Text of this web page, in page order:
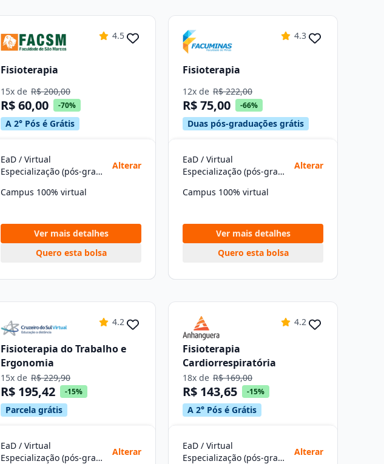
4.5
Fisioterapia
15x de R$ 200,00
R$ 60,00 -70%
A 2° Pós é Grátis
EaD / Virtual
Especialização (pós-graduação)
Alterar
Campus 100% virtual
Ver mais detalhes
Quero esta bolsa
4.3
Fisioterapia
12x de R$ 222,00
R$ 75,00 -66%
Duas pós-graduações grátis
EaD / Virtual
Especialização (pós-graduação)
Alterar
Campus 100% virtual
Ver mais detalhes
Quero esta bolsa
4.2
Fisioterapia do Trabalho e
Ergonomia
15x de R$ 229,90
R$ 195,42 -15%
Parcela grátis
EaD / Virtual
Especialização (pós-graduação)
Alterar
4.2
Fisioterapia
Cardiorrespiratória
18x de R$ 169,00
R$ 143,65 -15%
A 2° Pós é Grátis
EaD / Virtual
Especialização (pós-graduação)
Alterar